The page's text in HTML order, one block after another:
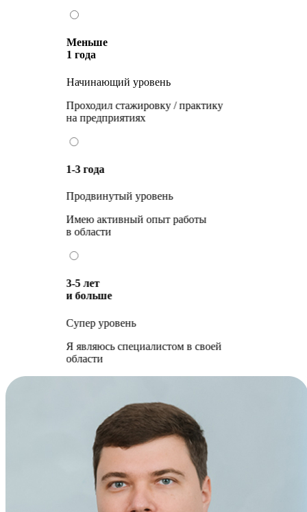
Меньше
1 года
Начинающий уровень
Проходил стажировку / практику
на предприятиях
1-3 года
Продвинутый уровень
Имею активный опыт работы
в области
3-5 лет
и больше
Супер уровень
Я являюсь специалистом в своей
области